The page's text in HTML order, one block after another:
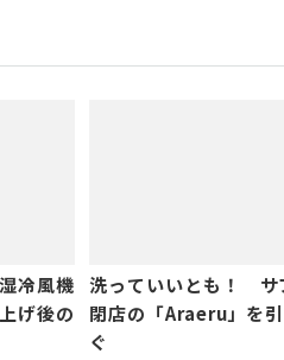
冷風機
げ後の
洗っていいとも！ サ
閉店の「Araeru」を
ぐ